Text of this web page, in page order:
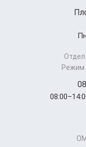
Отдел
Режим